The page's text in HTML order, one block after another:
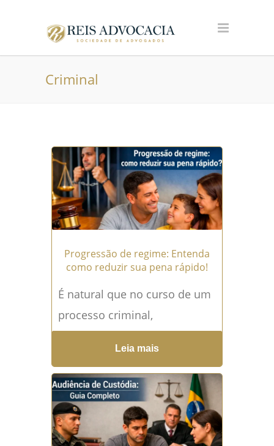
Criminal
Progressão de regime: Entenda
como reduzir sua pena rápido!
É natural que no curso de um
processo criminal,
principalmente após uma
condenação transitada em
julgado e o início do
cumprimento da...Leia mais
→
Leia mais